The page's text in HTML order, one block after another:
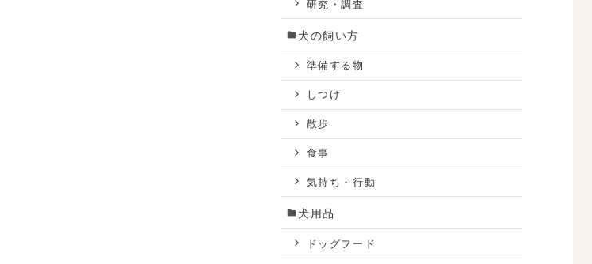
研究・調査
犬の飼い方
準備する物
しつけ
散歩
食事
気持ち・行動
犬用品
ドッグフード